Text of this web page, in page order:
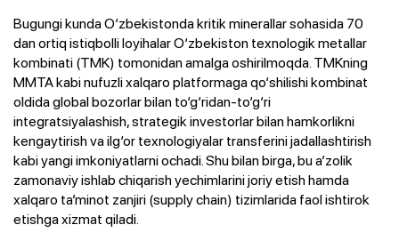
Bugungi kunda O‘zbekistonda kritik minerallar sohasida 70
dan ortiq istiqbolli loyihalar O‘zbekiston texnologik metallar
kombinati (TMK) tomonidan amalga oshirilmoqda. TMKning
MMTA kabi nufuzli xalqaro platformaga qo‘shilishi kombinat
oldida global bozorlar bilan to‘g‘ridan-to‘g‘ri
integratsiyalashish, strategik investorlar bilan hamkorlikni
kengaytirish va ilg‘or texnologiyalar transferini jadallashtirish
kabi yangi imkoniyatlarni ochadi. Shu bilan birga, bu a’zolik
zamonaviy ishlab chiqarish yechimlarini joriy etish hamda
xalqaro ta’minot zanjiri (supply chain) tizimlarida faol ishtirok
etishga xizmat qiladi.